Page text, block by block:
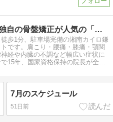
【鎌倉の整体】独自の骨盤矯正が人気の「湘南カイロ鎌倉整体院」
歩1分、駐車場完備の湘南カイロ鎌
です。肩こり・腰痛・膝痛・顎関
経や内臓の不調など幅広い症状に
15年、国家資格保持の院長が全て
7月のスケジュール
51日前